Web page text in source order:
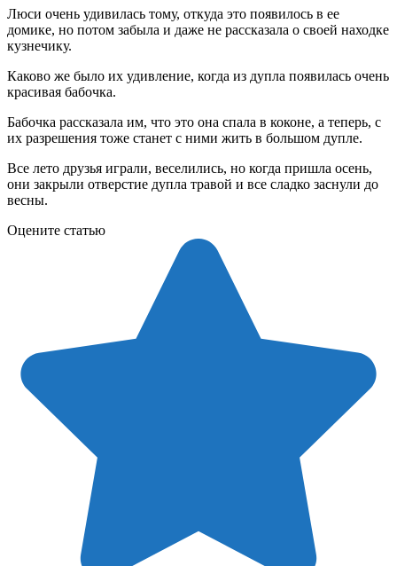
Люси очень удивилась тому, откуда это появилось в ее
домике, но потом забыла и даже не рассказала о своей находке
кузнечику.
Каково же было их удивление, когда из дупла появилась очень
красивая бабочка.
Бабочка рассказала им, что это она спала в коконе, а теперь, с
их разрешения тоже станет с ними жить в большом дупле.
Все лето друзья играли, веселились, но когда пришла осень,
они закрыли отверстие дупла травой и все сладко заснули до
весны.
Оцените статью